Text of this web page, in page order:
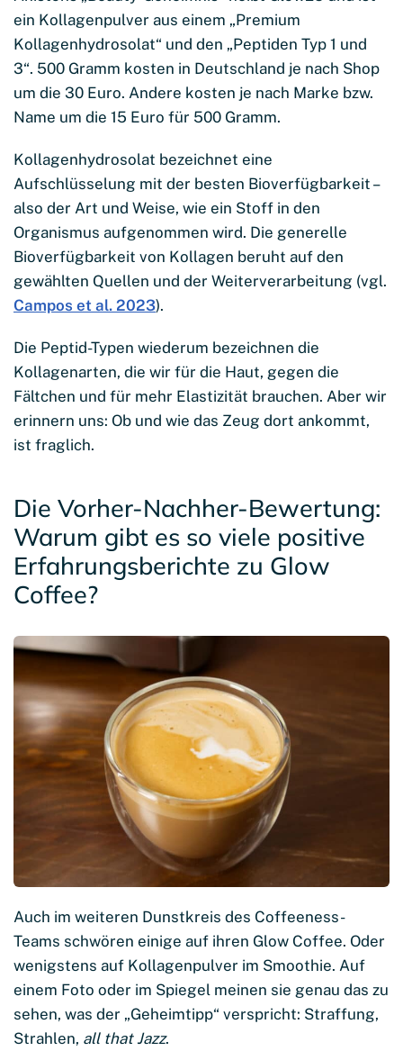
ein Kollagenpulver aus einem „Premium
Kollagenhydrosolat“ und den „Peptiden Typ 1 und
3“. 500 Gramm kosten in Deutschland je nach Shop
um die 30 Euro. Andere kosten je nach Marke bzw.
Name um die 15 Euro für 500 Gramm.
Kollagenhydrosolat bezeichnet eine
Aufschlüsselung mit der besten Bioverfügbarkeit –
also der Art und Weise, wie ein Stoff in den
Organismus aufgenommen wird. Die generelle
Bioverfügbarkeit von Kollagen beruht auf den
gewählten Quellen und der Weiterverarbeitung (vgl.
Campos et al. 2023).
Die Peptid-Typen wiederum bezeichnen die
Kollagenarten, die wir für die Haut, gegen die
Fältchen und für mehr Elastizität brauchen. Aber wir
erinnern uns: Ob und wie das Zeug dort ankommt,
ist fraglich.
Die Vorher-Nachher-Bewertung:
Warum gibt es so viele positive
Erfahrungsberichte zu Glow
Coffee?
Auch im weiteren Dunstkreis des Coffeeness-
Teams schwören einige auf ihren Glow Coffee. Oder
wenigstens auf Kollagenpulver im Smoothie. Auf
einem Foto oder im Spiegel meinen sie genau das zu
sehen, was der „Geheimtipp“ verspricht: Straffung,
Strahlen, all that Jazz.